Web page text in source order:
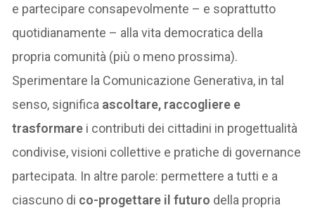
e partecipare consapevolmente – e soprattutto
quotidianamente – alla vita democratica della
propria comunità (più o meno prossima).
Sperimentare la Comunicazione Generativa, in tal
senso, significa ascoltare, raccogliere e
trasformare i contributi dei cittadini in progettualità
condivise, visioni collettive e pratiche di governance
partecipata. In altre parole: permettere a tutti e a
ciascuno di co-progettare il futuro della propria